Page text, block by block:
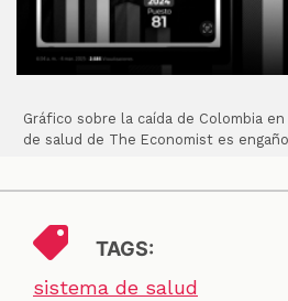
Gráfico sobre la caída de Colombia
de salud de The Economist es
TAGS:
sistema de salud